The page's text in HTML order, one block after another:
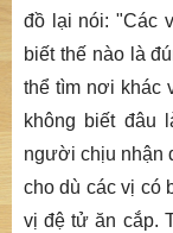
đồ lại nói: "Các
biết thế nào là
thể tìm nơi khác
không biết đâu
người chịu nhận
cho dù các vị có
vị đệ tử ăn cắp.